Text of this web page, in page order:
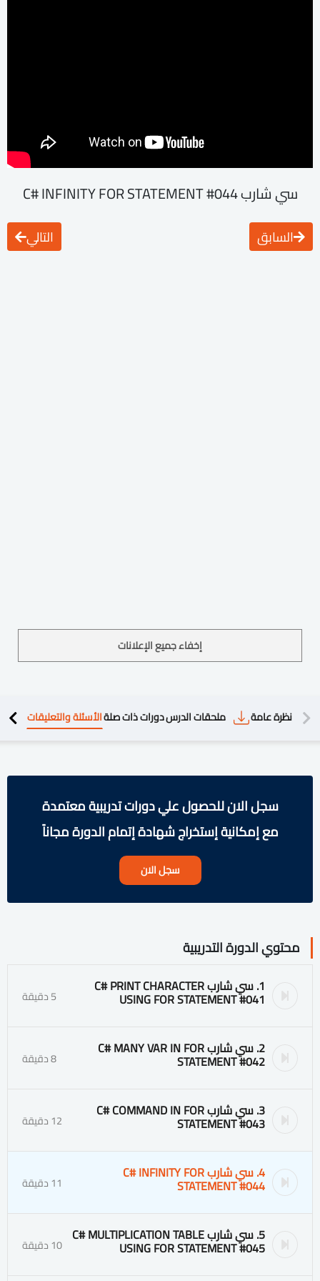
سي شارب C# INFINITY FOR STATEMENT #044
السابق التالي
إخفاء جميع الإعلانات
نظرة عامة ملحقات الدرسدورات ذات صلةالأسئلة والتعليقات
سجل الان للحصول علي دورات تدريبية معتمدة
مع إمكانية إستخراج شهادة إتمام الدورة مجاناً
سجل الان
محتوي الدورة التدريبية
1. سي شارب C# PRINT CHARACTER
USING FOR STATEMENT #041 5 دقيقة
2. سي شارب C# MANY VAR IN FOR
STATEMENT #042 8 دقيقة
3. سي شارب C# COMMAND IN FOR
STATEMENT #043 12 دقيقة
4. سي شارب C# INFINITY FOR
STATEMENT #044 11 دقيقة
5. سي شارب C# MULTIPLICATION TABLE
USING FOR STATEMENT #045 10 دقيقة